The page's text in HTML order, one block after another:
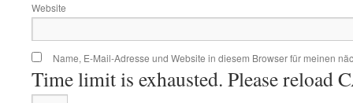
Website
Name, E-Mail-Adresse und Website in diesem Browser für meinen
Time limit is exhausted. Please reload